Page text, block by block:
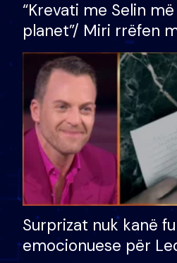
“Krevati me Selin
planet”/ Miri rrëfen
bukura në shtëpinë
mungojë zilja e
Surprizat nuk kanë
emocionuese për